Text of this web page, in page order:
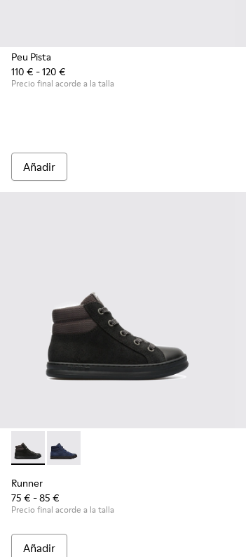
Peu Pista
110 € - 120 €
Precio final acorde a la talla
Añadir
Runner - K900128-003 - Black
Runner - K900128-004 - Blue
Runner
75 € - 85 €
Precio final acorde a la talla
Añadir